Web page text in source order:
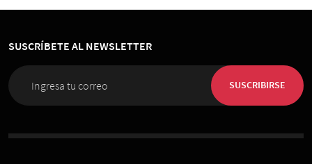
SUSCRÍBETE AL NEWSLETTER
SUSCRIBIRSE